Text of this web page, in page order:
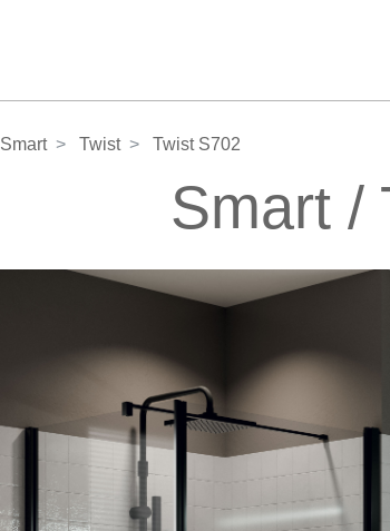
Smart Twist Twist S702
Smart /